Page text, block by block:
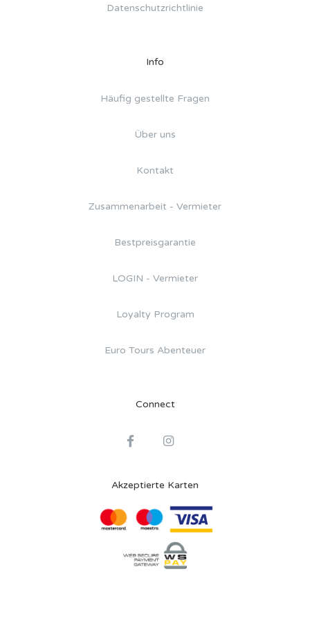
Datenschutzrichtlinie
Info
Häufig gestellte Fragen
Über uns
Kontakt
Zusammenarbeit - Vermieter
Bestpreisgarantie
LOGIN - Vermieter
Loyalty Program
Euro Tours Abenteuer
Connect
Akzeptierte Karten